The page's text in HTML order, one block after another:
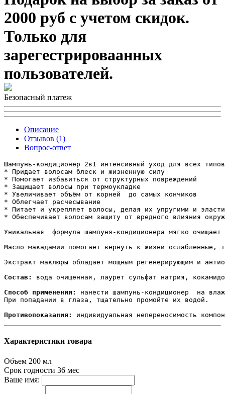
2000 руб с учетом скидок.
Только для
зарегестрироваанных
пользователей.
Безопасный платеж
Описание
Отзывов (1)
Вопрос-ответ
Шампунь-кондиционер 2в1 интенсивный уход для всех
* Придает волосам блеск и жизненную силу
* Помогает избавиться от структурных повреждений
* Защищает волосы при термоукладке
* Увеличивает объём от корней  до самых кончиков
* Облегчает расчесывание
* Питает и укрепляет волосы, делая их упругими и
* Обеспечивает волосам защиту от вредного влияния
Уникальная  формула шампуня-кондиционера мягко
Масло макадамии помогает вернуть к жизни
Экстракт маклюры обладает мощным регенерирующим и
Состав:
вода очищенная, лаурет сульфат натрия,
Способ применения:
нанести шампунь-кондиционер  на
При попадании в глаза, тщательно промойте их водой.
Противопоказания:
индивидуальная непереносимость
Характеристики товара
Объем 200 мл
Срок годности 36 мес
Ваше имя: